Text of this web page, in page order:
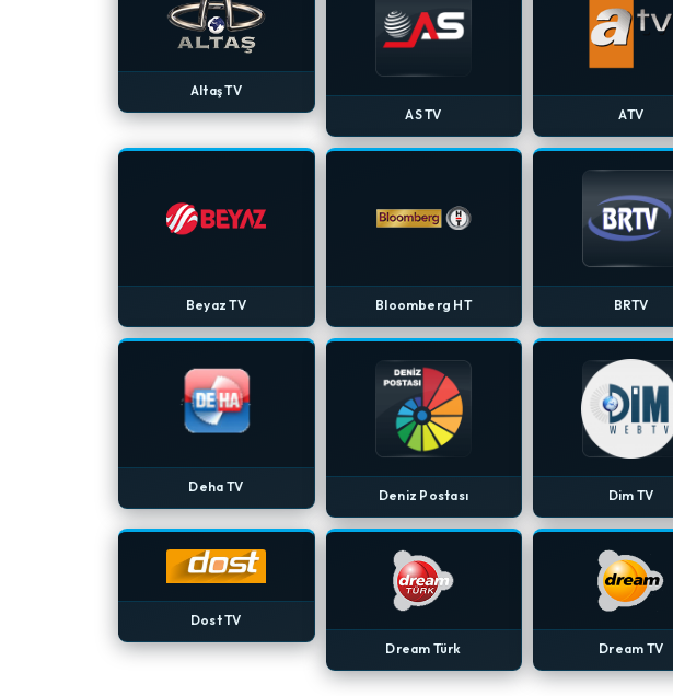
Altaş TV
AS TV
ATV
Beyaz TV Bloomberg HT BRTV
Deha TV
Deniz Postası Dim TV
Dost TV
Dream Türk
Dream TV